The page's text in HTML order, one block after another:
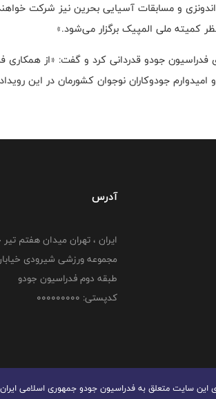
اندونزی و مسابقات آسیایی بحرین نیز شرکت
کمیته ملی المپیک برگزار می‌شود.»
فدراسیون جودو قدردانی کرد و گفت: «از همکاری
جودوکاران نوجوان کشورمان در این
آدرس
ایران ، تهران میدان هفتم
طبقه دوم فدراسیون جودو
کدپستی: 000000000
سايت متعلق به فدراسیون جودو جمهوری اسلامی ایران